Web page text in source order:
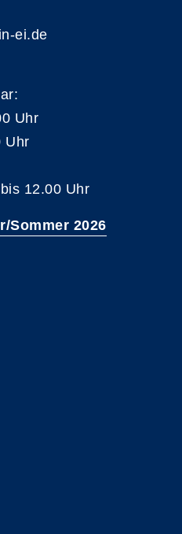
ei.de
Uhr
Uhr
12.00 Uhr
Sommer 2026